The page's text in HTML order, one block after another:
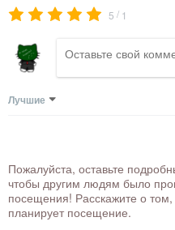
5 / 1
Лучшие
Пожалуйста, оставьте
чтобы другим людям было
посещения! Расскажите о том,
планирует посещение.